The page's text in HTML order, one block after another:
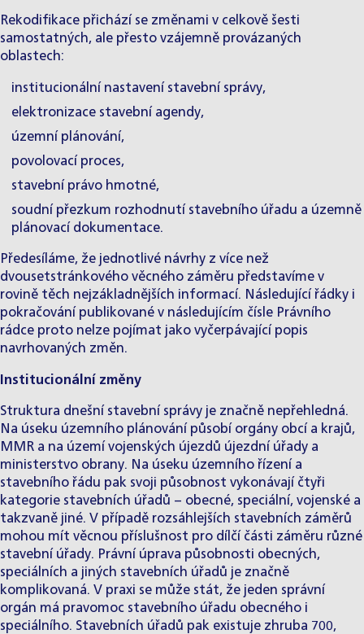
Rekodifikace přichází se změnami v celkově šesti
samostatných, ale přesto vzájemně provázaných
oblastech:
institucionální nastavení stavební správy,
elektronizace stavební agendy,
územní plánování,
povolovací proces,
stavební právo hmotné,
soudní přezkum rozhodnutí stavebního úřadu a územně
plánovací dokumentace.
Předesíláme, že jednotlivé návrhy z více než
dvousetstránkového věcného záměru představíme v
rovině těch nejzákladnějších informací. Následující řádky i
pokračování publikované v následujícím čísle Právního
rádce proto nelze pojímat jako vyčerpávající popis
navrhovaných změn.
Institucionální změny
Struktura dnešní stavební správy je značně nepřehledná.
Na úseku územního plánování působí orgány obcí a krajů,
MMR a na území vojenských újezdů újezdní úřady a
ministerstvo obrany. Na úseku územního řízení a
stavebního řádu pak svoji působnost vykonávají čtyři
kategorie stavebních úřadů − obecné, speciální, vojenské a
takzvaně jiné. V případě rozsáhlejších stavebních záměrů
mohou mít věcnou příslušnost pro dílčí části záměru různé
stavební úřady. Právní úprava působnosti obecných,
speciálních a jiných stavebních úřadů je značně
komplikovaná. V praxi se může stát, že jeden správní
orgán má pravomoc stavebního úřadu obecného i
speciálního. Stavebních úřadů pak existuje zhruba 700,